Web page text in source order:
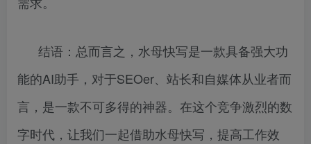
结语：总而言之，水母快写是一款具备强大功
能的AI助手，对于SEOer、站长和自媒体从业者而
言，是一款不可多得的神器。在这个竞争激烈的数
字时代，让我们一起借助水母快写，提高工作效